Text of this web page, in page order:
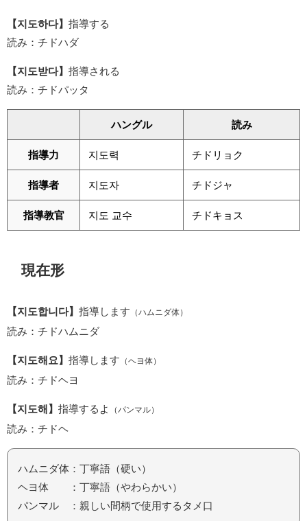
【지도하다】 指導する
読み：チドハダ
【지도받다】 指導される
読み：チドパッタ
ハングル 読み
指導力 지도력 チドリョク
指導者 지도자 チドジャ
指導教官 지도 교수 チドキョス
現在形
【지도합니다】 指導します （ハムニダ体）
読み：チドハムニダ
【지도해요】 指導します （ヘヨ体）
読み：チドヘヨ
【지도해】 指導するよ （パンマル）
読み：チドヘ
ハムニダ体：丁寧語（硬い）
ヘヨ体 ：丁寧語（やわらかい）
パンマル ：親しい間柄で使用するタメ口